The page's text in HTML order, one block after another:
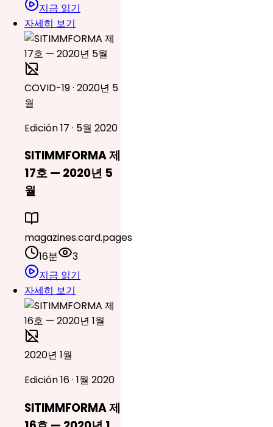
지금 읽기
자세히 보기
COVID-19 · 2020년 5
월
Edición 17 · 5월 2020
SITIMMFORMA 제
17호 — 2020년 5
월
magazines.card.pages
16분
3
지금 읽기
자세히 보기
2020년 1월
Edición 16 · 1월 2020
SITIMMFORMA 제